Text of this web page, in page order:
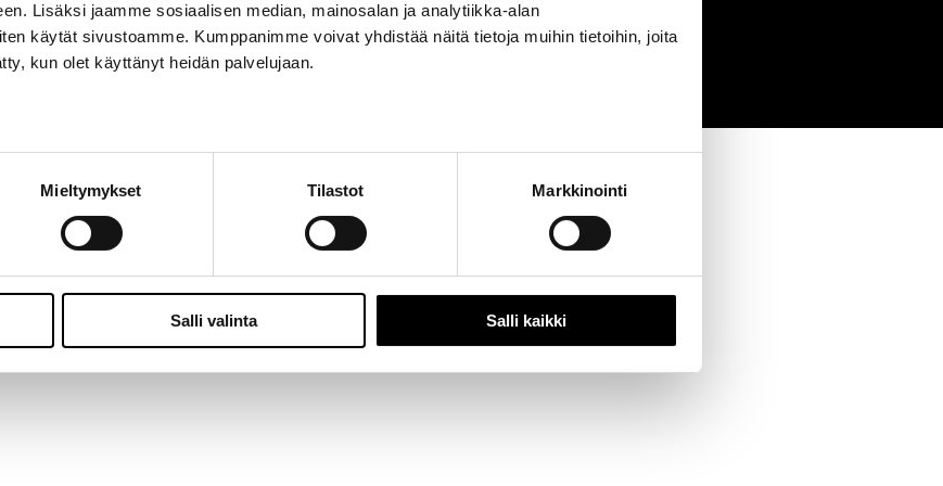
Lisäksi jaamme sosiaalisen median, mainosalan ja analytiikka-alan
käytät sivustoamme. Kumppanimme voivat yhdistää näitä tietoja muihin tietoihin, joita
kun olet käyttänyt heidän palvelujaan.
Mieltymykset Tilastot Markkinointi
Salli valinta Salli kaikki
Hallitie 1, 61600 Jalasjärvi | Avoinna: Ma-Pe 8:00 – 16:00 |06 457 5060
© 2024 - Seitoy Oy | Desing by
KOKO-Markkinointi